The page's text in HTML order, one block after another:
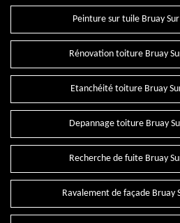
Peinture sur tuile Bruay
Rénovation toiture Bruay
Etanchéité toiture Bruay
Depannage toiture Bruay
Recherche de fuite Bruay
Ravalement de façade Bruay